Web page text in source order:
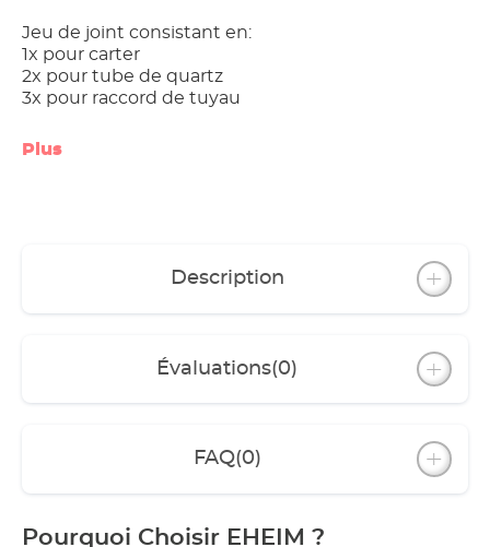
Jeu de joint consistant en:
1x pour carter
2x pour tube de quartz
3x pour raccord de tuyau
Plus
Description
Évaluations(0)
FAQ(0)
Pourquoi Choisir EHEIM ?